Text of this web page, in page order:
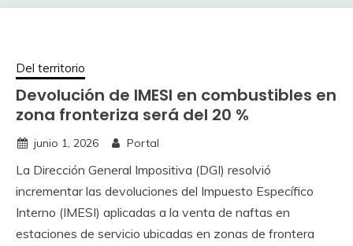
Del territorio
Devolución de IMESI en combustibles en
zona fronteriza será del 20 %
junio 1, 2026 Portal
La Dirección General Impositiva (DGI) resolvió
incrementar las devoluciones del Impuesto Específico
Interno (IMESI) aplicadas a la venta de naftas en
estaciones de servicio ubicadas en zonas de frontera